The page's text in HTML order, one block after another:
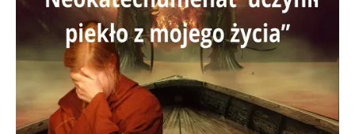
Niewygodne kulisy alpejskiego objawienia
Watykan woli skupiać się na łagodnym wizerunku Maryi,